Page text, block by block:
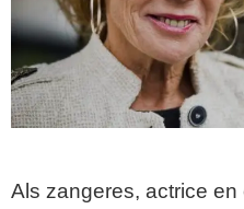
Als zangeres, actrice